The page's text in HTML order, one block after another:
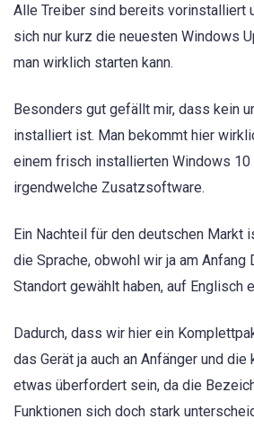
Alle Treiber sind bereits vorinstalliert
sich nur kurz die neuesten Windows
man wirklich starten kann.
Besonders gut gefällt mir, dass kein
installiert ist. Man bekommt hier
einem frisch installierten Windows 10
irgendwelche Zusatzsoftware.
Ein Nachteil für den deutschen Markt
die Sprache, obwohl wir ja am Anfang
Standort gewählt haben, auf Englisch
Dadurch, dass wir hier ein
das Gerät ja auch an Anfänger und
etwas überfordert sein, da die
Funktionen sich doch stark